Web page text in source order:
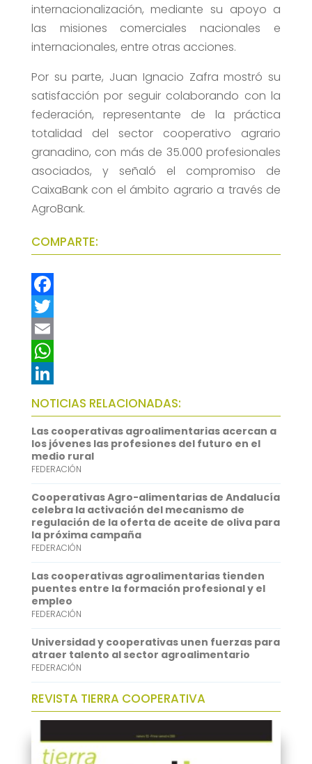
internacionalización, mediante su apoyo a
las misiones comerciales nacionales e
internacionales, entre otras acciones.
Por su parte, Juan Ignacio Zafra mostró su
satisfacción por seguir colaborando con la
federación, representante de la práctica
totalidad del sector cooperativo agrario
granadino, con más de 35.000 profesionales
asociados, y señaló el compromiso de
CaixaBank con el ámbito agrario a través de
AgroBank.
COMPARTE:
F
a
c
e
b
o
o
k
T
w
t
t
e
r
E
m
a
i
l
W
h
a
t
s
A
p
p
L
i
n
k
e
d
I
n
NOTICIAS RELACIONADAS:
Las cooperativas agroalimentarias acercan a
los jóvenes las profesiones del futuro en el
medio rural
FEDERACIÓN
Cooperativas Agro-alimentarias de Andalucía
celebra la activación del mecanismo de
regulación de la oferta de aceite de oliva para
la próxima campaña
FEDERACIÓN
Las cooperativas agroalimentarias tienden
puentes entre la formación profesional y el
empleo
FEDERACIÓN
Universidad y cooperativas unen fuerzas para
atraer talento al sector agroalimentario
FEDERACIÓN
REVISTA TIERRA COOPERATIVA